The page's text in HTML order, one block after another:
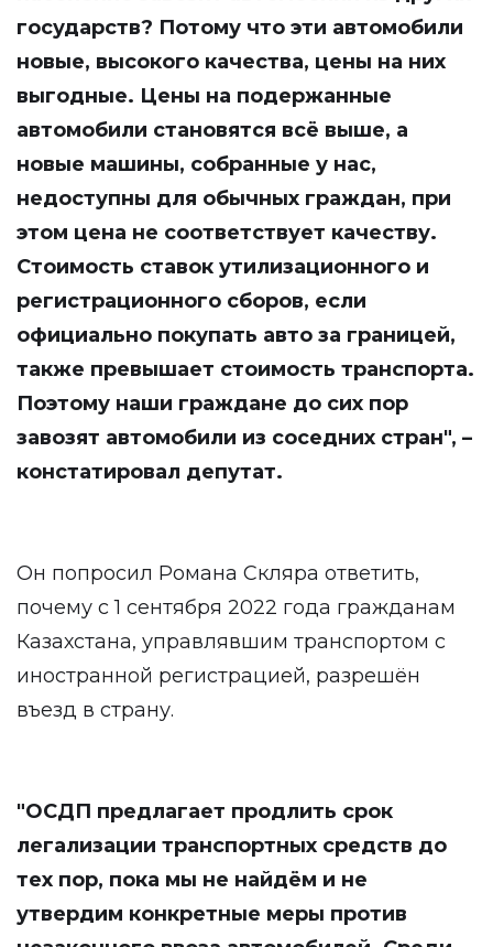
государств? Потому что эти автомобили
новые, высокого качества, цены на них
выгодные. Цены на подержанные
автомобили становятся всё выше, а
новые машины, собранные у нас,
недоступны для обычных граждан, при
этом цена не соответствует качеству.
Стоимость ставок утилизационного и
регистрационного сборов, если
официально покупать авто за границей,
также превышает стоимость транспорта.
Поэтому наши граждане до сих пор
завозят автомобили из соседних стран", –
констатировал депутат.
Он попросил Романа Скляра ответить,
почему с 1 сентября 2022 года гражданам
Казахстана, управлявшим транспортом с
иностранной регистрацией, разрешён
въезд в страну.
"ОСДП предлагает продлить срок
легализации транспортных средств до
тех пор, пока мы не найдём и не
утвердим конкретные меры против